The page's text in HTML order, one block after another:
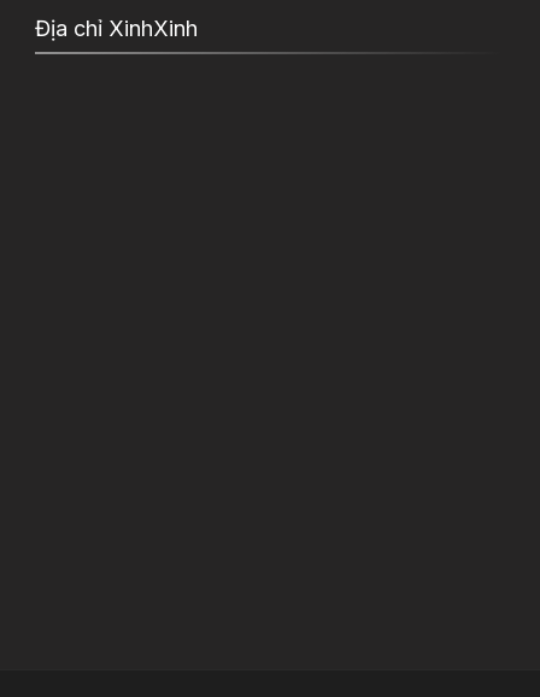
Địa chỉ XinhXinh